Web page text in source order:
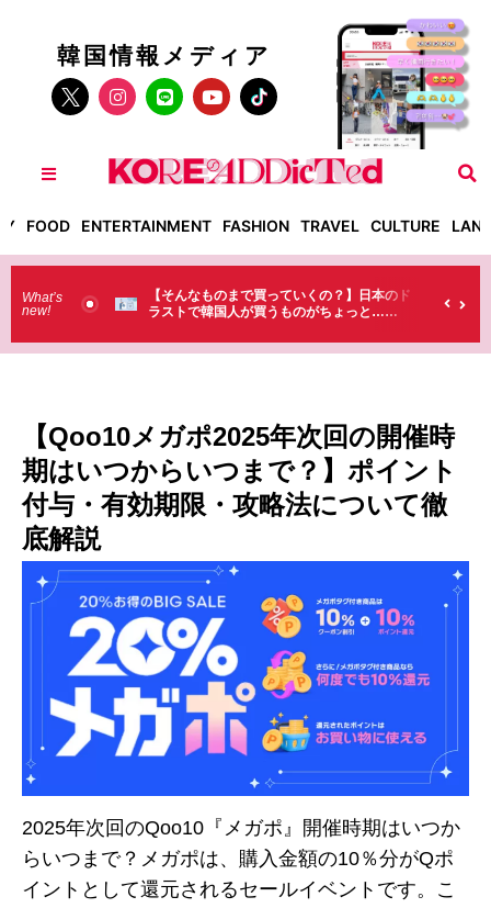
韓国情報メディア
FOOD ENTERTAINMENT FASHION TRAVEL CULTURE
What’s
new!
【そんなものまで買っていくの？】日本のド
ラストで韓国人が買うものがちょっと…
「これ無しじゃ生き
料が最高過ぎる？韓
【Qoo10メガポ2025年次回の開催時
期はいつからいつまで？】ポイント
付与・有効期限・攻略法について徹
底解説
2025年次回のQoo10『メガポ』開催時期はいつか
らいつまで？メガポは、購入金額の10％分がQポ
イントとして還元されるセールイベントです。こ